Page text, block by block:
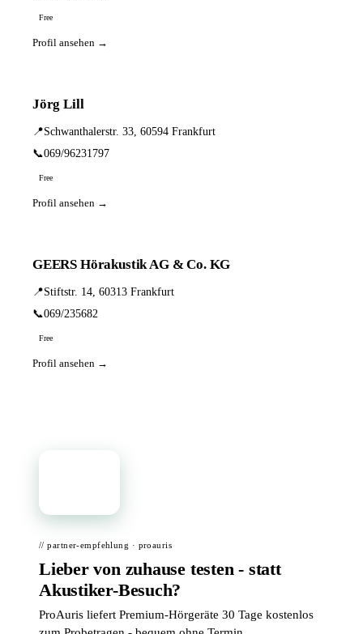
Free
Profil ansehen →
Jörg Lill
📍Schwanthalerstr. 33, 60594 Frankfurt
📞069/96231797
Free
Profil ansehen →
GEERS Hörakustik AG & Co. KG
📍Stiftstr. 14, 60313 Frankfurt
📞069/235682
Free
Profil ansehen →
// partner-empfehlung · proauris
Lieber von zuhause testen - statt
Akustiker-Besuch?
ProAuris liefert Premium-Hörgeräte 30 Tage kostenlos